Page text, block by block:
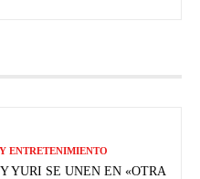
ENTRETENIMIENTO
YURI SE UNEN EN «OTRA